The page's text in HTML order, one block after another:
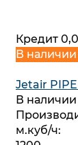
Кредит
В наличии
Jetair
В наличии
м.куб/ч: